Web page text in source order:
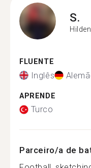
S.
Hilden
FLUENTE
Inglês
APRENDE
Turco
Parceiro/a de